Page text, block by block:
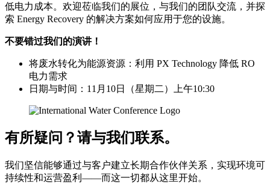
低电力成本。欢迎莅临我们的展位，与我们的团队交流，并探
索 Energy Recovery 的解决方案如何应用于您的设施。
不要错过我们的演讲！
将废水转化为能源资源：利用 PX Technology 降低 RO
电力需求
日期与时间：11月10日（星期二）上午10:30
有所疑问？请与我们联系。
我们坚信能够通过与客户建立长期合作伙伴关系，实现环境可
持续性和运营盈利——而这一切都从这里开始。